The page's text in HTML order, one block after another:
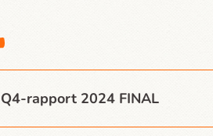
rapport 2024 FINAL